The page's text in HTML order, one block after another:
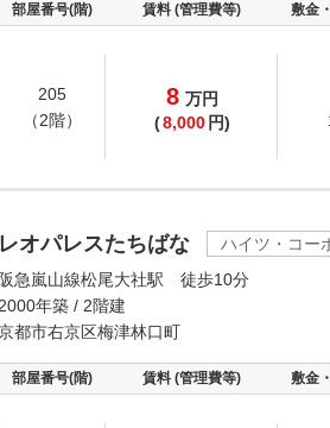
部屋番号(階) 賃料 (管理費等) 敷金
205
（2階）
8 万円
(8,000 円)
レオパレスたちばな
ハイツ・コー
阪急嵐山線松尾大社駅 徒歩10分
2000年築 / 2階建
都市右京区梅津林口町
部屋番号(階) 賃料 (管理費等) 敷金